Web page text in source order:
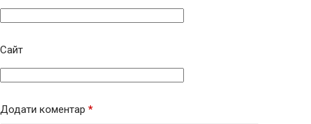
Сайт
Додати коментар *